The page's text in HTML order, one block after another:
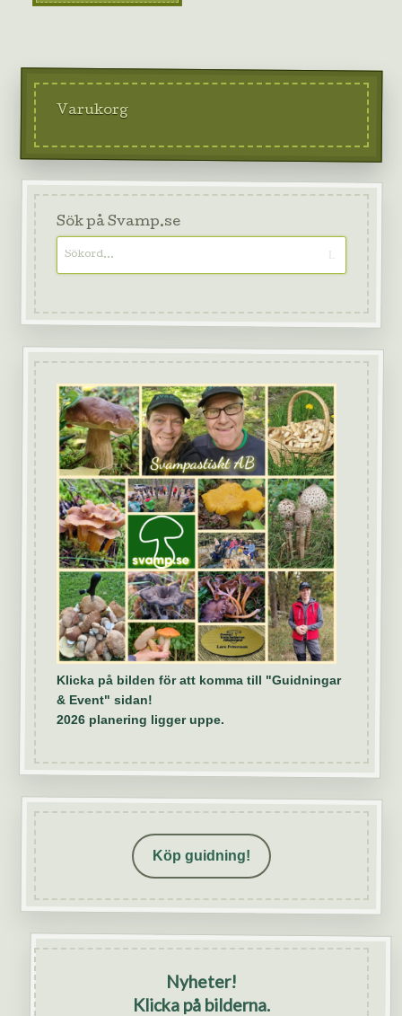
Varukorg
Sök på Svamp.se
Klicka på bilden för att komma till "Guidningar
& Event" sidan!
2026 planering ligger uppe.
Köp guidning!
Nyheter!
Klicka på bilderna.